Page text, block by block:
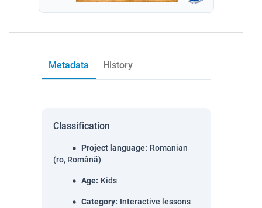
Metadata History
Classification
Project language: Romanian
(ro, Română)
Age: Kids
Category: Interactive lessons